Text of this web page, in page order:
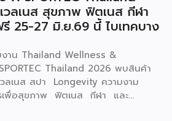
ารมีอาชีพหรือหารายได้เพิ่มเติม
ายขึ้นผ่านระบบแฟรนไชส์ ซึ่งปัจจุบันมี
กับกรมพัฒนาธุรกิจการค้ากว่า 500
ชส์มาตรฐานที่มีมูลค่าการลงทุนไม่เกิน
รงการกว่า […]
วลเนส สุขภาพ ฟิตเนส กีฬา
25-27 มิ.ย.69 นี้ ไบเทคบาง
าน Thailand Wellness &
Thailand 2026 พบสินค้า
ลเนส สปา Longevity ความงาม
เพื่อสุขภาพ ฟิตเนส กีฬา และ